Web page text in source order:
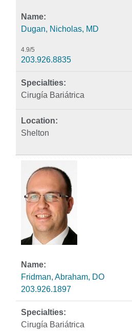
Dugan, Nicholas, MD
4.9/5
203.926.8835
Cirugía Bariátrica
Shelton
Fridman, Abraham, DO
203.926.1897
Cirugía Bariátrica